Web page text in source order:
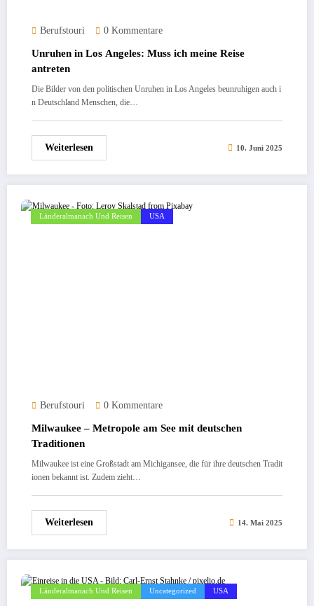
Berufstouri 0 Kommentare
Unruhen in Los Angeles: Muss ich meine Reise
antreten
Die Bilder von den politischen Unruhen in Los Angeles beunruhigen auch i
n Deutschland Menschen, die…
Weiterlesen 10. Juni 2025
Länderalmanach Und Reisen USA
Berufstouri 0 Kommentare
Milwaukee – Metropole am See mit deutschen
Traditionen
Milwaukee ist eine Großstadt am Michigansee, die für ihre deutschen Tradit
ionen bekannt ist. Zudem zieht…
Weiterlesen 14. Mai 2025
Länderalmanach Und Reisen Uncategorized USA